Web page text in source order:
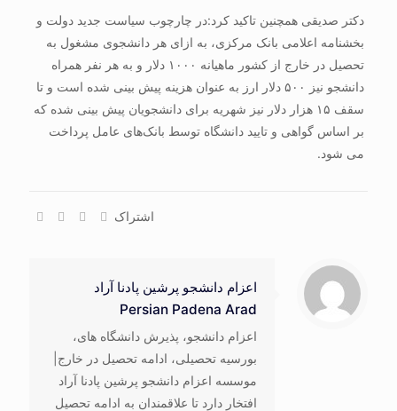
دکتر صدیقی همچنین تاکید کرد:در چارچوب سیاست جدید دولت و
بخشنامه اعلامی بانک مرکزی، به ازای هر دانشجوی مشغول به
تحصیل در خارج از کشور ماهیانه ۱۰۰۰ دلار و به هر نفر همراه
دانشجو نیز ۵۰۰ دلار ارز به عنوان هزینه پیش بینی شده است و تا
سقف ۱۵ هزار دلار نیز شهریه برای دانشجویان پیش بینی شده که
بر اساس گواهی و تایید دانشگاه توسط بانک‌های عامل پرداخت
می شود.
اشتراک
اعزام دانشجو پرشین پادنا آراد
Persian Padena Arad
اعزام دانشجو، پذیرش دانشگاه های،
بورسیه تحصیلی، ادامه تحصیل در خارج|
موسسه اعزام دانشجو پرشین پادنا آراد
افتخار دارد تا علاقمندان به ادامه تحصیل